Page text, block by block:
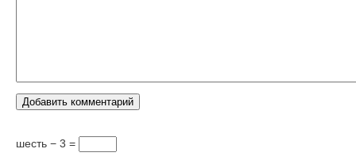
шесть − 3 =